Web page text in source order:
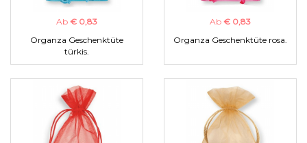
Ab € 0,83
Organza Geschenktüte
türkis.
Ab € 0,83
Organza Geschenktüte rosa.